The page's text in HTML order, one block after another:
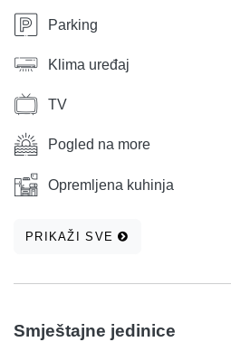
Parking
Klima uređaj
TV
Pogled na more
Opremljena kuhinja
PRIKAŽI SVE
Smještajne jedinice